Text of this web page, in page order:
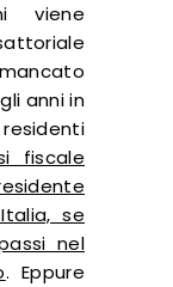
viene
anni in
fiscale
se
nel
. Eppure